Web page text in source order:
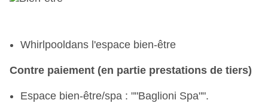
Whirlpooldans l'espace bien-être
Contre paiement (en partie prestations de tiers)
Espace bien-être/spa : ""Baglioni Spa"".